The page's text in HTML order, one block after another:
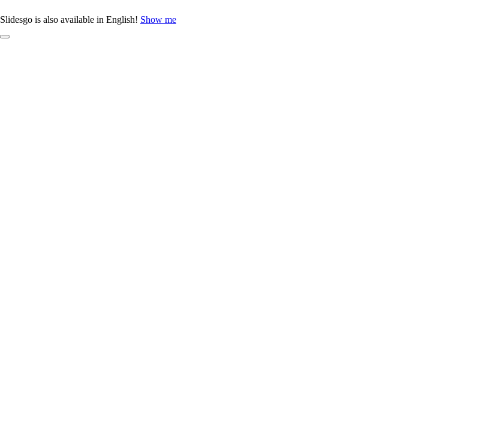
Slidesgo is also available in English! Show me